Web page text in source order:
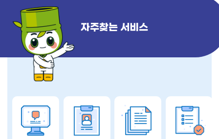
자주찾는 서비스